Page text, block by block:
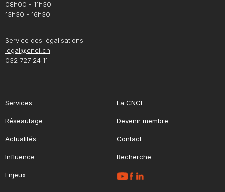
08h00 - 11h30
13h30 - 16h30
Service des légalisations
legal@cnci.ch
032 727 24 11
Services
Réseautage
Actualités
Influence
Enjeux
La CNCI
Devenir membre
Contact
Recherche